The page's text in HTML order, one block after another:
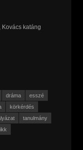
katáng
dráma
esszé
körkérdés
tanulmány